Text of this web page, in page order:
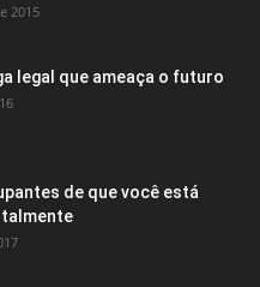
2015
legal que ameaça o futuro
de que você está